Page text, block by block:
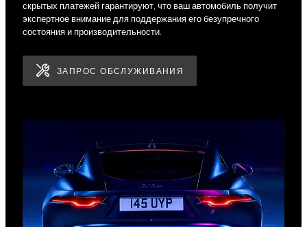
скрытых платежей гарантируют, что ваш автомобиль получит
экспертное внимание для поддержания его безупречного
состояния и производительности.
ЗАПРОС ОБСЛУЖИВАНИЯ